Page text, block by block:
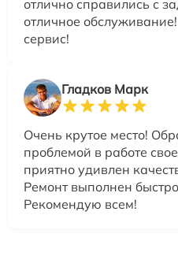
отлично справились с
отличное
сервис!
Гладков Марк
Очень крутое место!
проблемой в работе
приятно удивлен
Ремонт выполнен
Рекомендую всем!